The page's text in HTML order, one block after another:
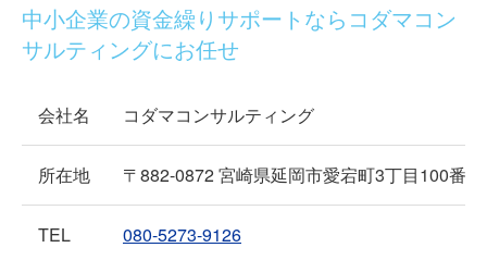
中小企業の資金繰りサポートならコダマコン
サルティングにお任せ
会社名 コダマコンサルティング
所在地 〒882-0872 宮崎県延岡市愛宕町3丁目100番地
TEL 080-5273-9126